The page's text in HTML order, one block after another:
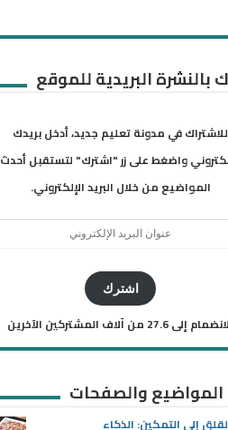
بالنشرة البريدية للموقع
للاشتراك في مدونة تعليم جديد، أدخل بريدك
واضغط على زر "اشترك" لتستقبل أحدث
المواضيع من خلال البريد الإلكتروني.
اشترك
إلى 27.6 من آلاف المشتركين الآخرين
المواضيع والصفحات
إلى التمكين: الذكاء